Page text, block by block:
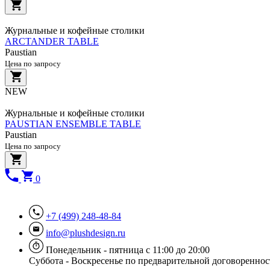
Журнальные и кофейные столики
ARCTANDER TABLE
Paustian
Цена по запросу
NEW
Журнальные и кофейные столики
PAUSTIAN ENSEMBLE TABLE
Paustian
Цена по запросу
0
+7 (499) 248-48-84
info@plushdesign.ru
Понедельник - пятница с 11:00 до 20:00
Суббота - Воскресенье по предварительной